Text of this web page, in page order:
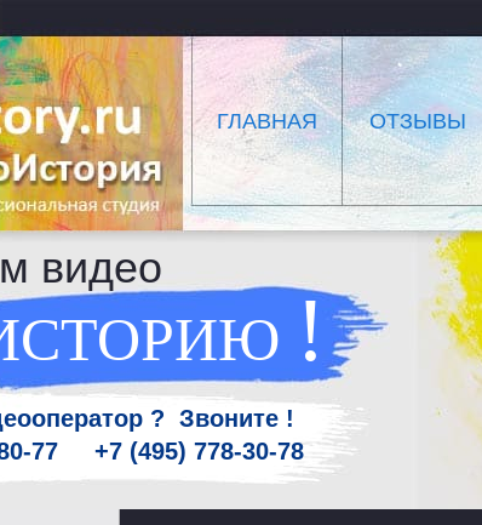
ГЛАВНАЯ ОТЗЫВЫ
видео
!
? Звоните !
77 +7 (495) 778-30-78